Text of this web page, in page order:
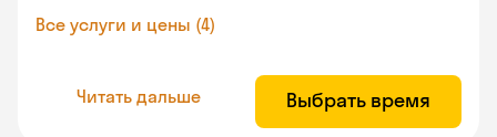
Все услуги и цены (4)
Читать дальше Выбрать время